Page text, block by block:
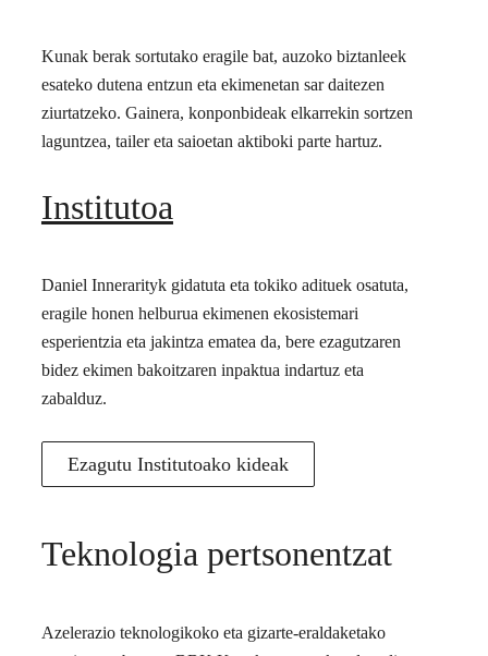
Kunak berak sortutako eragile bat, auzoko biztanleek
esateko dutena entzun eta ekimenetan sar daitezen
ziurtatzeko. Gainera, konponbideak elkarrekin sortzen
laguntzea, tailer eta saioetan aktiboki parte hartuz.
Institutoa
Daniel Innerarityk gidatuta eta tokiko adituek osatuta,
eragile honen helburua ekimenen ekosistemari
esperientzia eta jakintza ematea da, bere ezagutzaren
bidez ekimen bakoitzaren inpaktua indartuz eta
zabalduz.
Ezagutu Institutoako kideak
Teknologia pertsonentzat
Azelerazio teknologikoko eta gizarte-eraldaketako